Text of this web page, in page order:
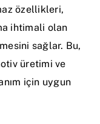
özellikleri,
ihtimali olan
sağlar. Bu,
üretimi ve
için uygun